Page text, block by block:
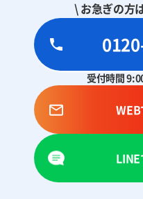
\ お急ぎの方
受付時間